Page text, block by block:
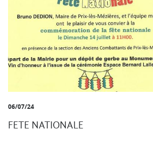
06/07/24
FETE NATIONALE